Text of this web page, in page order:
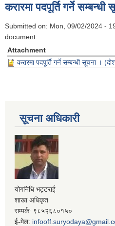
करारमा पदपूर्ति गर्ने
Submitted on: Mon, 09/02/2024 -
document:
Attachment
करारमा पदपूर्ति गर्ने सम्बन्धी सूचना ।
सूचना अधिकारी
योगनिधि भट्टराई
शाखा अधिकृत
सम्पर्क: ९८५२६८०१५०
ई-मेल: